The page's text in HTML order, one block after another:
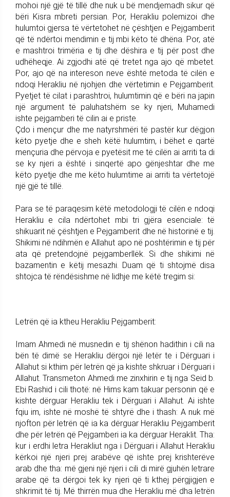
mohoi një gjë të tillë dhe nuk u bë mendjemadh sikur që
bëri Kisra mbreti persian. Por, Herakliu polemizoi dhe
hulumtoi gjersa të vërtetohet në çështjen e Pejgamberit
që të ndërtoi mendimin e tij mbi këto të dhëna. Por, atë
e mashtroi trimëria e tij dhe dëshira e tij për post dhe
udhëheqje. Ai zgjodhi atë që tretet nga ajo që mbetet.
Por, ajo që na intereson neve është metoda të cilën e
ndoqi Herakliu në njohjen dhe vërtetimin e Pejgamberit.
Pyetjet të cilat i parashtroi, hulumtimin që e bëri na japin
një argument të paluhatshëm se ky njeri, Muhamedi
ishte pejgamberi të cilin ai e priste.
Çdo i mençur dhe me natyrshmëri të pastër kur dëgjon
këto pyetje dhe e sheh këtë hulumtim, i bëhet e qartë
mençuria dhe përvoja e pyetësit me të cilën ai arriti ta di
se ky njeri a është i sinqertë apo gënjeshtar dhe me
këto pyetje dhe me këto hulumtime ai arriti ta vërtetojë
një gjë të tillë.
Para se të paraqesim këtë metodologji të cilën e ndoqi
Herakliu e cila ndërtohet mbi tri gjëra esenciale: të
shikuarit në çështjen e Pejgamberit dhe në historinë e tij.
Shikimi në ndihmën e Allahut apo në poshtërimin e tij për
ata që pretendojnë pejgamberllëk. Si dhe shikimi në
bazamentin e këtij mesazhi. Duam që ti shtojmë disa
shtojca të rëndësishme në lidhje me këtë tregim si:
Letrën që ia ktheu Herakliu Pejgamberit:
Imam Ahmedi në musnedin e tij shënon hadithin i cili na
bën të dimë se Herakliu dërgoi një letër te i Dërguari i
Allahut si kthim për letrën që ja kishte shkruar i Dërguari i
Allahut. Transmeton Ahmedi me zinxhirin e tij nga Seid b.
Ebi Rashid i cili thotë: në Hims kam takuar personin që e
kishte dërguar Herakliu tek i Dërguari i Allahut. Ai ishte
fqiu im, ishte në moshë të shtyrë dhe i thash: A nuk më
njofton për letrën që ia ka dërguar Herakliu Pejgamberit
dhe për letrën që Pejgamberi ia ka dërguar Heraklit. Tha:
kur i erdhi letra Herakliut nga i Dërguari i Allahut Herakliu
kërkoi një njeri prej arabëve që ishte prej krishterëve
arab dhe tha: më gjeni një njeri i cili di mirë gjuhën letrare
arabe që ta dërgoi tek ky njeri që ti kthej përgjigjen e
shkrimit të tij. Më thirrën mua dhe Herakliu më dha letrën